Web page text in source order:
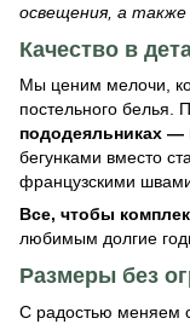
освещения, а также
Качество в
Мы ценим мелочи,
постельного белья.
пододеяльниках
бегунками вместо
французскими
Все, чтобы
любимым долгие
Размеры без
С радостью меняем